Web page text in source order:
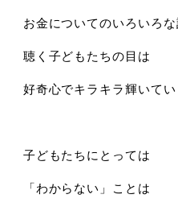
お金についてのいろいろな
聴く子どもたちの目は
好奇心でキラキラ輝いてい
子どもたちにとっては
「わからない」ことは